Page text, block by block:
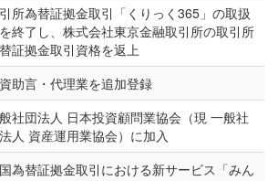
所為替証拠金取引「くりっく365」の取扱
終了し、株式会社東京金融取引所の取引所
証拠金取引資格を返上
助言・代理業を追加登録
社団法人 日本投資顧問業協会（現 一般社
人 資産運用業協会）に加入
為替証拠金取引における新サービス「みん